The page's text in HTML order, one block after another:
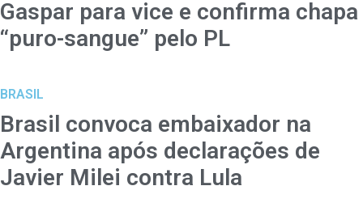
Gaspar para vice e confirma chapa
“puro-sangue” pelo PL
BRASIL
Brasil convoca embaixador na
Argentina após declarações de
Javier Milei contra Lula